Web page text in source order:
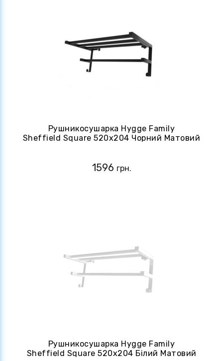
Рушникосушарка Hygge Family
Sheffield Square 520x204 Чорний Матовий
1596 грн.
Рушникосушарка Hygge Family
Sheffield Square 520х204 Білий Матовий